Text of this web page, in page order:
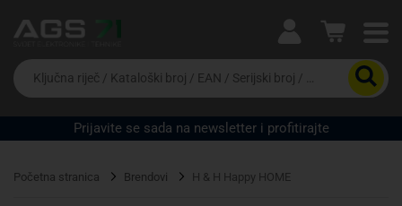
Ova postavka prilagođava asortiman proizvoda i
cijene vašim potrebama.
Da
biste
potražili
proizvod,
unesite
riječ,
Prijavite se sada na newsletter i profitirajte
Početna stranica Brendovi H & H Happy HOME